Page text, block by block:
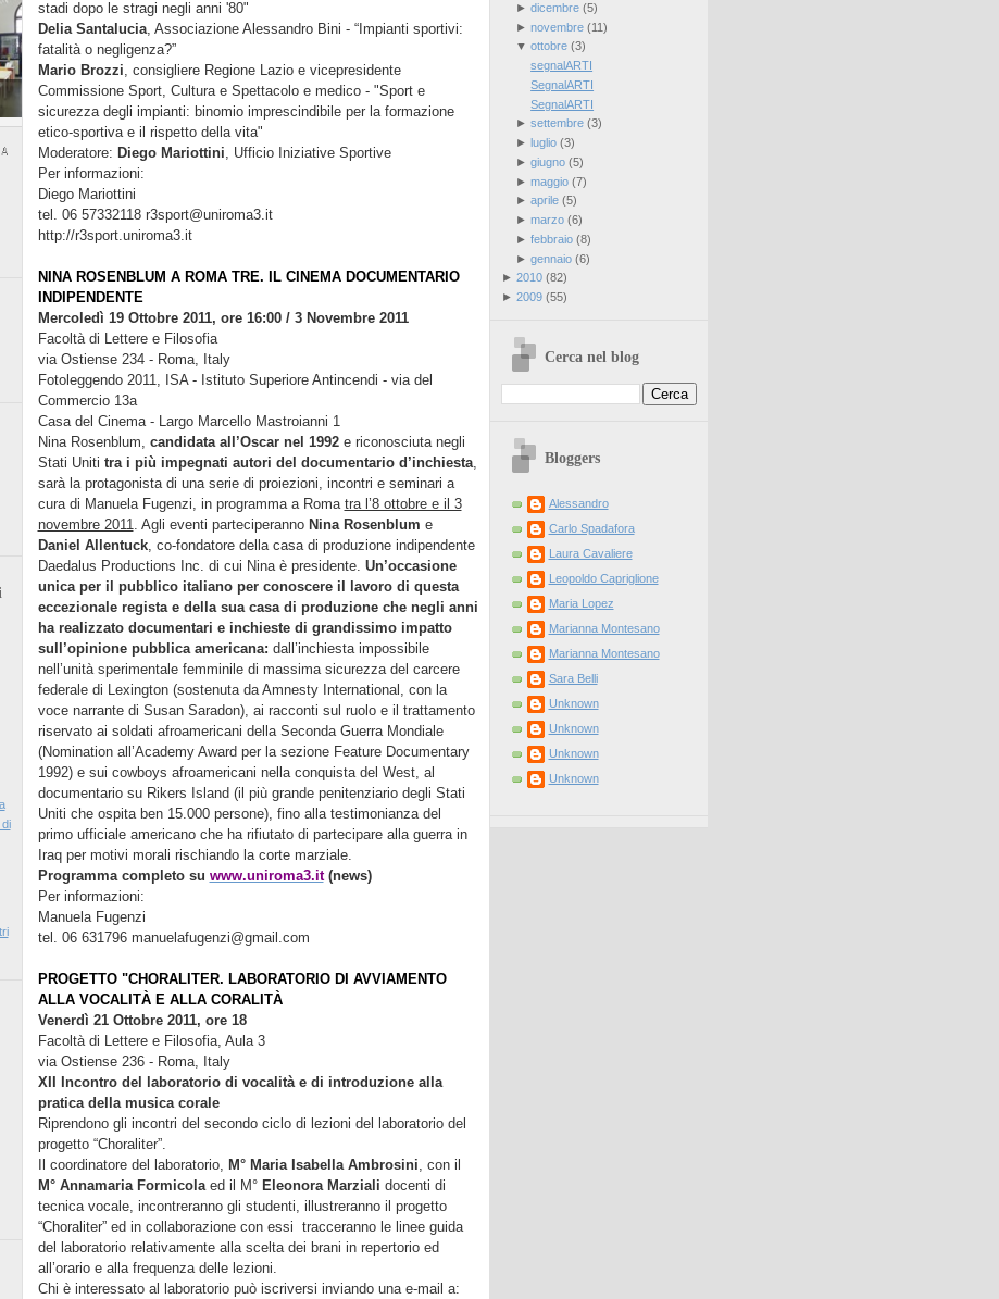
stadi dopo le stragi negli anni '80"
Delia Santalucia, Associazione Alessandro Bini - “Impianti sportivi:
fatalità o negligenza?”
Mario Brozzi , consigliere Regione Lazio e vicepresidente
Commissione Sport, Cultura e Spettacolo e medico - "Sport e
sicurezza degli impianti: binomio imprescindibile per la formazione
etico-sportiva e il rispetto della vita"
Moderatore: Diego Mariottini , Ufficio Iniziative Sportive
Per informazioni:
Diego Mariottini
tel. 06 57332118 r3sport@uniroma3.it
http://r3sport.uniroma3.it
NINA ROSENBLUM A ROMA TRE. IL CINEMA DOCUMENTARIO
INDIPENDENTE
Mercoledì 19 Ottobre 2011, ore 16:00 / 3 Novembre 2011
Facoltà di Lettere e Filosofia
via Ostiense 234 - Roma, Italy
Fotoleggendo 2011, ISA - Istituto Superiore Antincendi - via del
Commercio 13a
Casa del Cinema - Largo Marcello Mastroianni 1
Nina Rosenblum, candidata all’Oscar nel 1992e riconosciuta negli
Stati Uniti tra i più impegnati autori del documentario d’inchiesta,
sarà la protagonista di una serie di proiezioni, incontri e seminari a
cura di Manuela Fugenzi, in programma a Roma tra l’8 ottobre e il 3
novembre 2011 . Agli eventi parteciperanno Nina Rosenblum e
Daniel Allentuck, co-fondatore della casa di produzione indipendente
Daedalus Productions Inc. di cui Nina è presidente. Un’occasione
unica per il pubblico italiano per conoscere il lavoro di questa
eccezionale regista e della sua casa di produzione che negli anni
ha realizzato documentari e inchieste di grandissimo impatto
sull’opinione pubblica americana: dall’inchiesta impossibile
nell’unità sperimentale femminile di massima sicurezza del carcere
federale di Lexington (sostenuta da Amnesty International, con la
voce narrante di Susan Saradon), ai racconti sul ruolo e il trattamento
riservato ai soldati afroamericani della Seconda Guerra Mondiale
(Nomination all’Academy Award per la sezione Feature Documentary
1992) e sui cowboys afroamericani nella conquista del West, al
documentario su Rikers Island (il più grande penitenziario degli Stati
Uniti che ospita ben 15.000 persone), fino alla testimonianza del
primo ufficiale americano che ha rifiutato di partecipare alla guerra in
Iraq per motivi morali rischiando la corte marziale.
Programma completo su www.uniroma3.it(news)
Per informazioni:
Manuela Fugenzi
tel. 06 631796 manuelafugenzi@gmail.com
PROGETTO "CHORALITER. LABORATORIO DI AVVIAMENTO
ALLA VOCALITÀ E ALLA CORALITÀ
Venerdì 21 Ottobre 2011, ore 18
Facoltà di Lettere e Filosofia, Aula 3
via Ostiense 236 - Roma, Italy
XII Incontro del laboratorio di vocalità e di introduzione alla
pratica della musica corale
Riprendono gli incontri del secondo ciclo di lezioni del laboratorio del
progetto “Choraliter”.
Il coordinatore del laboratorio, M° Maria Isabella Ambrosini , con il
M° Annamaria Formicola ed il M° Eleonora Marziali docenti di
tecnica vocale, incontreranno gli studenti, illustreranno il progetto
“Choraliter” ed in collaborazione con essi tracceranno le linee guida
del laboratorio relativamente alla scelta dei brani in repertorio ed
all’orario e alla frequenza delle lezioni.
Chi è interessato al laboratorio può iscriversi inviando una e-mail a:
► dicembre(5)
► novembre(11)
▼ ottobre(3)
segnalARTI
SegnalARTI
SegnalARTI
► settembre(3)
► luglio(3)
► giugno(5)
► maggio(7)
► aprile(5)
► marzo(6)
► febbraio(8)
► gennaio(6)
► 2010(82)
► 2009(55)
Cerca nel blog
Bloggers
Alessandro
Carlo Spadafora
Laura Cavaliere
Leopoldo Capriglione
Maria Lopez
Marianna Montesano
Marianna Montesano
Sara Belli
Unknown
Unknown
Unknown
Unknown